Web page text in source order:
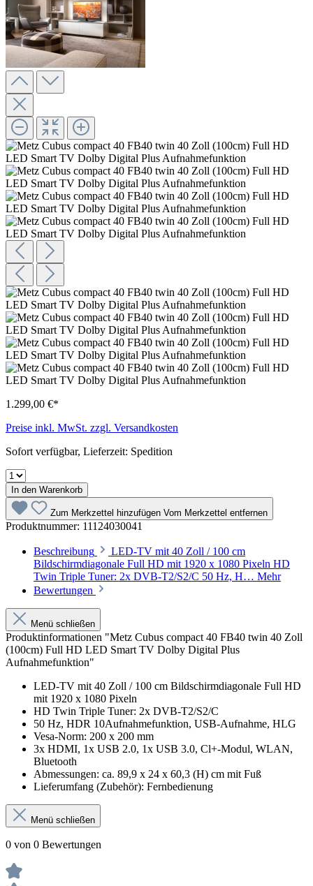
1.299,00 €*
Preise inkl. MwSt. zzgl. Versandkosten
Sofort verfügbar, Lieferzeit: Spedition
In den Warenkorb
Zum Merkzettel hinzufügen Vom Merkzettel entfernen
Produktnummer: 11124030041
Beschreibung
LED-TV mit 40 Zoll / 100 cm
Bildschirmdiagonale Full HD mit 1920 x 1080 Pixeln HD
Twin Triple Tuner: 2x DVB-T2/S2/C 50 Hz, H… Mehr
Bewertungen
Menü schließen
Produktinformationen "Metz Cubus compact 40 FB40 twin 40 Zoll
(100cm) Full HD LED Smart TV Dolby Digital Plus
Aufnahmefunktion"
LED-TV mit 40 Zoll / 100 cm Bildschirmdiagonale Full HD
mit 1920 x 1080 Pixeln
HD Twin Triple Tuner: 2x DVB-T2/S2/C
50 Hz, HDR 10Aufnahmefunktion, USB-Aufnahme, HLG
Vesa-Norm: 200 x 200 mm
3x HDMI, 1x USB 2.0, 1x USB 3.0, Cl+-Modul, WLAN,
Bluetooth
Abmessungen: ca. 89,9 x 24 x 60,3 (H) cm mit Fuß
Lieferumfang (Zubehör): Fernbedienung
Menü schließen
0 von 0 Bewertungen